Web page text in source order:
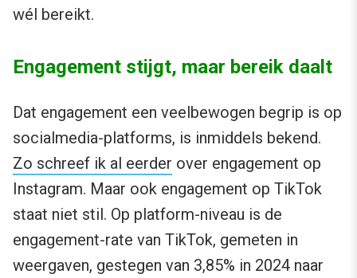
wél bereikt.
Engagement stijgt, maar bereik daalt
Dat engagement een veelbewogen begrip is op
socialmedia-platforms, is inmiddels bekend.
Zo schreef ik al eerder over engagement op
Instagram. Maar ook engagement op TikTok
staat niet stil. Op platform-niveau is de
engagement-rate van TikTok, gemeten in
weergaven, gestegen van 3,85% in 2024 naar